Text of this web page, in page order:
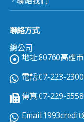
聯絡方式
總公司
地址:80760高雄
電話:07-223-2300
傳真:07-229-3558
Email: